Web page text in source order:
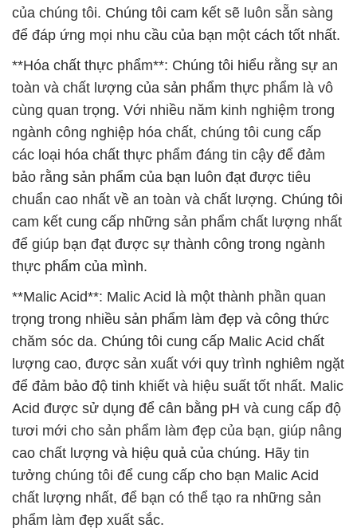
cùng quan trọng. Với nhiều năm kinh nghiệm trong
ngành công nghiệp hóa chất, chúng tôi cung cấp
các loại hóa chất thực phẩm đáng tin cậy để đảm
bảo rằng sản phẩm của bạn luôn đạt được tiêu
chuẩn cao nhất về an toàn và chất lượng. Chúng tôi
cam kết cung cấp những sản phẩm chất lượng nhất
để giúp bạn đạt được sự thành công trong ngành
thực phẩm của mình.
**Malic Acid**: Malic Acid là một thành phần quan
trọng trong nhiều sản phẩm làm đẹp và công thức
chăm sóc da. Chúng tôi cung cấp Malic Acid chất
lượng cao, được sản xuất với quy trình nghiêm ngặt
để đảm bảo độ tinh khiết và hiệu suất tốt nhất. Malic
Acid được sử dụng để cân bằng pH và cung cấp độ
tươi mới cho sản phẩm làm đẹp của bạn, giúp nâng
cao chất lượng và hiệu quả của chúng. Hãy tin
tưởng chúng tôi để cung cấp cho bạn Malic Acid
chất lượng nhất, để bạn có thể tạo ra những sản
phẩm làm đẹp xuất sắc.
Chúng tôi tự hào là đối tác đáng tin cậy trong lĩnh
vực hóa chất và hứa hẹn mang đến cho bạn các
giải pháp tốt nhất để đáp ứng mọi nhu cầu của bạn.
Hãy liên hệ với chúng tôi ngay hôm nay để bắt đầu